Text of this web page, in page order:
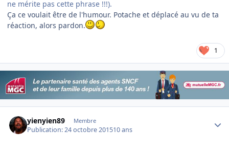
ne mérite pas cette phrase !!!).
Ça ce voulait être de l'humour. Potache et déplacé au vu de ta
réaction, alors pardon.
1
yienyien89 Membre
Publication:24 octobre 201510 ans